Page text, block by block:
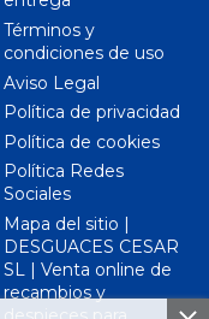
Términos y
condiciones de uso
Aviso Legal
Política de privacidad
Política de cookies
Política Redes
Sociales
Mapa del sitio |
DESGUACES CESAR
SL | Venta online de
recambios y